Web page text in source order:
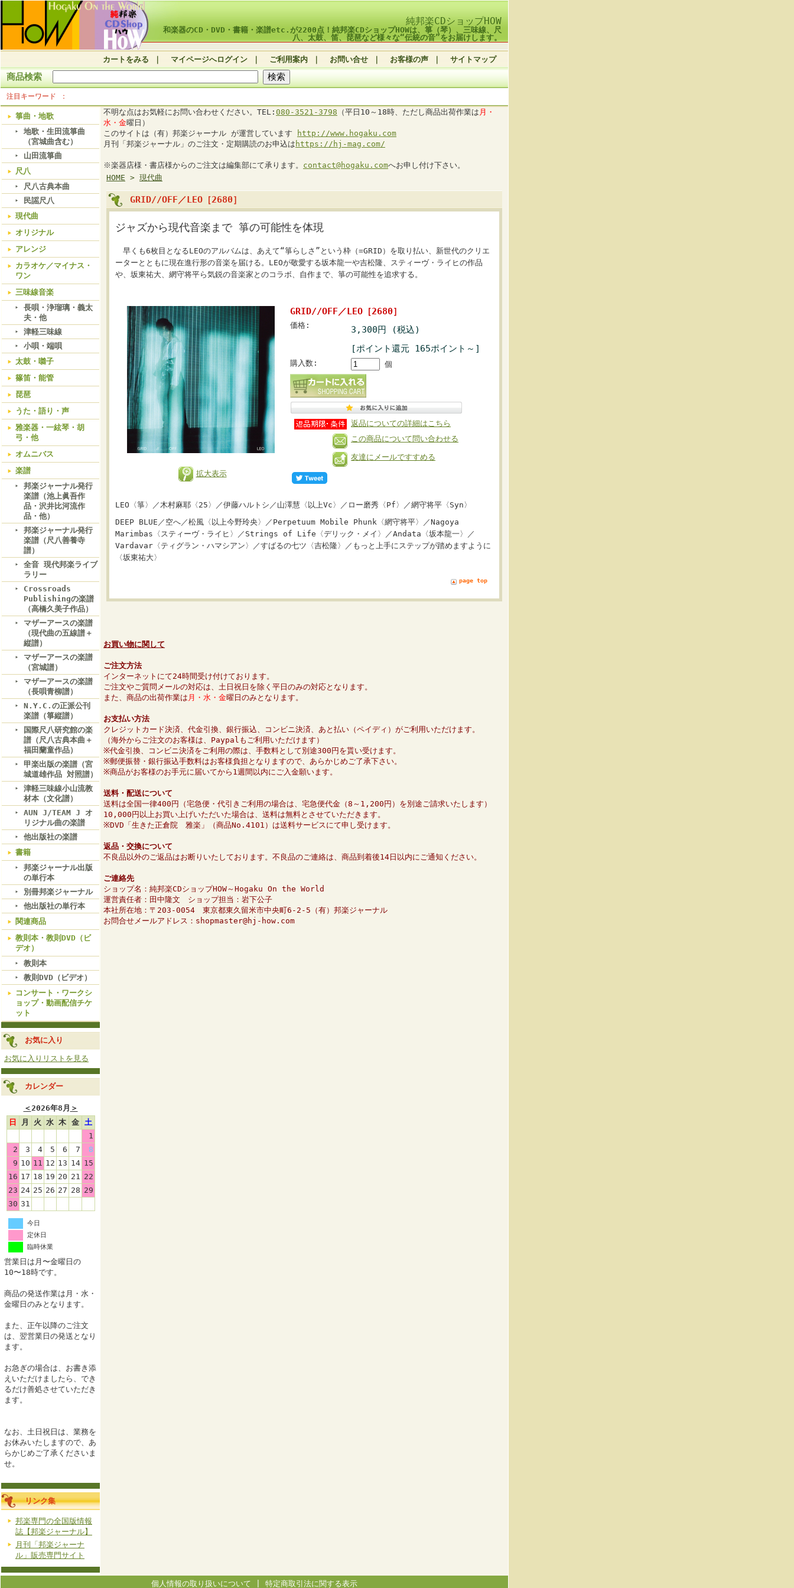
純邦楽CDショップHOW
和楽器のCD・DVD・書籍・楽譜etc.が2200点！純邦楽CDショップHOWは、箏（琴）、三味線、尺
八、太鼓、笛、琵琶など様々な“伝統の音”をお届けします。
カートをみる｜ マイページへログイン｜ ご利用案内｜ お問い合せ｜ お客様の声｜ サイトマップ
商品検索
注目キーワード
箏曲・地歌
地歌・生田流箏曲
（宮城曲含む）
山田流箏曲
尺八
尺八古典本曲
民謡尺八
現代曲
オリジナル
アレンジ
カラオケ／マイナス・
ワン
三味線音楽
長唄・浄瑠璃・義太
夫・他
津軽三味線
小唄・端唄
太鼓・囃子
篠笛・能管
琵琶
うた・語り・声
雅楽器・一絃琴・胡
弓・他
オムニバス
楽譜
邦楽ジャーナル発行
楽譜（池上眞吾作
品・沢井比河流作
品・他）
邦楽ジャーナル発行
楽譜（尺八善養寺
譜）
全音 現代邦楽ライブ
ラリー
Crossroads
Publishingの楽譜
（高橋久美子作品）
マザーアースの楽譜
（現代曲の五線譜＋
縦譜）
マザーアースの楽譜
（宮城譜）
マザーアースの楽譜
（長唄青柳譜）
N.Y.C.の正派公刊
楽譜（箏縦譜）
国際尺八研究館の楽
譜（尺八古典本曲＋
福田蘭童作品）
甲楽出版の楽譜（宮
城道雄作品 対照譜）
津軽三味線小山流教
材本（文化譜）
AUN J/TEAM J オ
リジナル曲の楽譜
他出版社の楽譜
書籍
邦楽ジャーナル出版
の単行本
別冊邦楽ジャーナル
他出版社の単行本
関連商品
教則本・教則DVD（ビ
デオ）
教則本
教則DVD（ビデオ）
コンサート・ワークシ
ョップ・動画配信チケ
ット
お気に入り
お気に入りリストを見る
カレンダー
＜2026年8月 ＞
日
月 火 水 木 金
土
1
2
3 4 5 6 7
8
9 10 11 12 13 14 15
16 17 18 19 20 21 22
23 24 25 26 27 28 29
30 31
今日
定休日
臨時休業
営業日は月〜金曜日の
10〜18時です。
商品の発送作業は月・水・
金曜日のみとなります。
また、正午以降のご注文
は、翌営業日の発送となり
ます。
お急ぎの場合は、お書き添
えいただけましたら、でき
るだけ善処させていただき
ます。
なお、土日祝日は、業務を
お休みいたしますので、あ
らかじめご了承くださいま
せ。
リンク集
邦楽専門の全国版情報
誌【邦楽ジャーナル】
月刊「邦楽ジャーナ
ル」販売専門サイト
不明な点はお気軽にお問い合わせください。TEL: 080-3521-3798 （平日10～18時、ただし商品出荷作業は 月・
水・金曜日）
このサイトは（有）邦楽ジャーナル が運営しています
http://www.hogaku.com
月刊「邦楽ジャーナル」のご注文・定期購読のお申込は https://hj-mag.com/
※楽器店様・書店様からのご注文は編集部にて承ります。 contact@hogaku.comへお申し付け下さい。
HOME > 現代曲
GRID//OFF／LEO［2680］
ジャズから現代音楽まで 箏の可能性を体現
早くも6枚目となるLEOのアルバムは、あえて“箏らしさ”という枠（=GRID）を取り払い、新世代のクリエ
ーターとともに現在進行形の音楽を届ける。LEOが敬愛する坂本龍一や吉松隆、スティーヴ・ライヒの作品
や、坂東祐大、網守将平ら気鋭の音楽家とのコラボ、自作まで、箏の可能性を追求する。
拡大表示
GRID//OFF／LEO［2680］
価格:
3,300円 (税込)
[ポイント還元 165ポイント～]
購入数: 個
返品についての詳細はこちら
この商品について問い合わせる
友達にメールですすめる
LEO〈箏〉／木村麻耶〈25〉／伊藤ハルトシ／山澤慧〈以上Vc〉／ロー磨秀〈Pf〉／網守将平〈Syn〉
DEEP BLUE／空へ／松風〈以上今野玲央〉／Perpetuum Mobile Phunk〈網守将平〉／Nagoya
Marimbas〈スティーヴ・ライヒ〉／Strings of Life〈デリック・メイ〉／Andata〈坂本龍一〉／
Vardavar〈ティグラン・ハマシアン〉／すばるの七ツ〈吉松隆〉／もっと上手にステップが踏めますように
〈坂東祐大〉
page top
お買い物に関して
ご注文方法
インターネットにて24時間受け付けております。
ご注文やご質問メールの対応は、土日祝日を除く平日のみの対応となります。
また、商品の出荷作業は 月・水・金曜日のみとなります。
お支払い方法
クレジットカード決済、代金引換、銀行振込、コンビニ決済、あと払い（ペイディ）がご利用いただけます。
（海外からご注文のお客様は、Paypalもご利用いただけます）
※代金引換、コンビニ決済をご利用の際は、手数料として別途300円を貰い受けます。
※郵便振替・銀行振込手数料はお客様負担となりますので、あらかじめご了承下さい。
※商品がお客様のお手元に届いてから1週間以内にご入金願います。
送料・配送について
送料は全国一律400円（宅急便・代引きご利用の場合は、宅急便代金（8～1,200円）を別途ご請求いたします）
10,000円以上お買い上げいただいた場合は、送料は無料とさせていただきます。
※DVD「生きた正倉院 雅楽」（商品No.4101）は送料サービスにて申し受けます。
返品・交換について
不良品以外のご返品はお断りいたしております。不良品のご連絡は、商品到着後14日以内にご通知ください。
ご連絡先
ショップ名：純邦楽CDショップHOW～Hogaku On the World
運営責任者：田中隆文 ショップ担当：岩下公子
本社所在地：〒203-0054 東京都東久留米市中央町6-2-5（有）邦楽ジャーナル
お問合せメールアドレス：shopmaster@hj-how.com
個人情報の取り扱いについて 特定商取引法に関する表示